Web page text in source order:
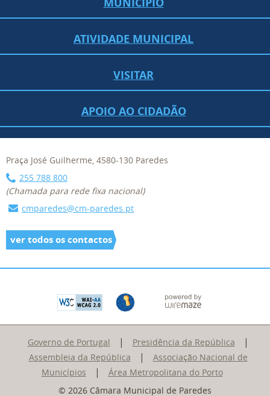
ATIVIDADE MUNICIPAL
VISITAR
APOIO AO CIDADÃO
Praça José Guilherme, 4580-130 Paredes
255 788 800
(Chamada para rede fixa nacional)
cmparedes@cm-paredes.pt
ver todos os contactos
Governo de Portugal | Presidência da República |
Assembleia da República |
Associação Nacional de
Municípios
|
Área Metropolitana do Porto
© 2026 Câmara Municipal de Paredes